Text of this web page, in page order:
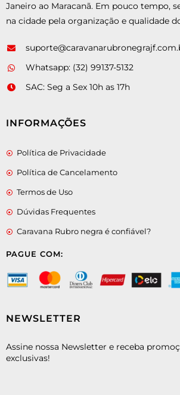
Janeiro ao Maracanã. Em pouco tempo,
na cidade pela organização e qualidade
Whatsapp: (32) 99137-5132
SAC: Seg a Sex 10h as 17h
INFORMAÇÕES
Política de Privacidade
Política de Cancelamento
Termos de Uso
Dúvidas Frequentes
Caravana Rubro negra é confiável?
PAGUE COM:
NEWSLETTER
Assine nossa Newsletter e receba
exclusivas!